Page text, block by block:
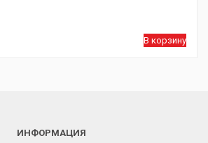
В корзину
ИНФОРМАЦИЯ